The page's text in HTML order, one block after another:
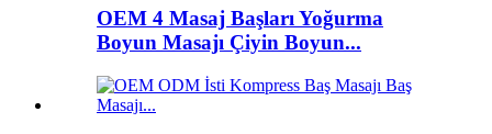
OEM 4 Masaj Başları Yoğurma
Boyun Masajı Çiyin Boyun...